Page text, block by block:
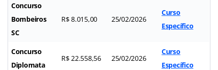
Concurso
Bombeiros
SC
R$ 8.015,00 25/02/2026
Curso
Específico
Concurso
Diplomata
R$ 22.558,56 25/02/2026
Curso
Específico